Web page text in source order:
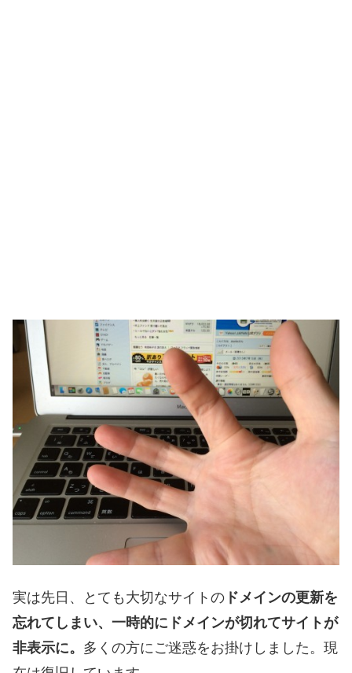
実は先日、とても大切なサイトの ドメインの更新を
忘れてしまい、一時的にドメインが切れてサイトが
非表示に。 多くの方にご迷惑をお掛けしました。現